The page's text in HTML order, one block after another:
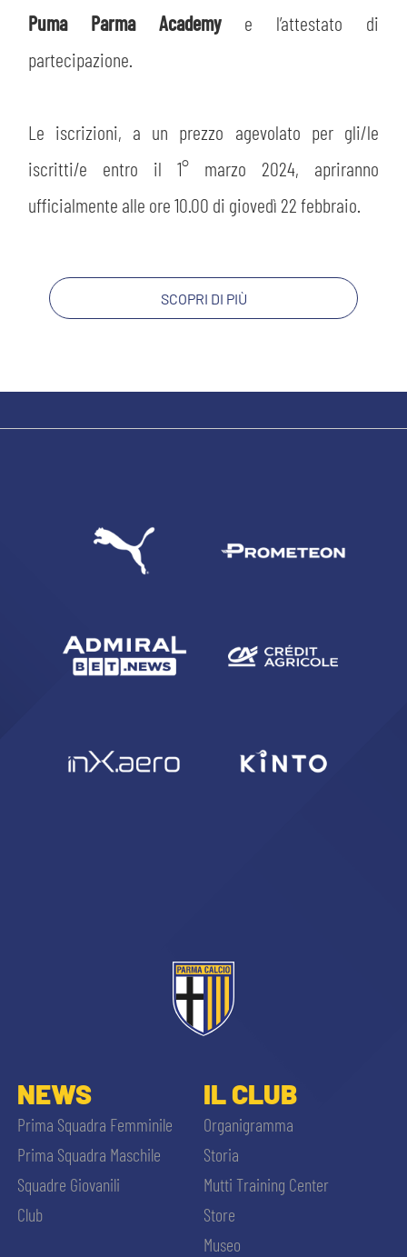
CERCA
Puma Parma Academy e l’attestato di
partecipazione.
Le iscrizioni, a un prezzo agevolato per gli/le
iscritti/e entro il 1° marzo 2024, apriranno
ufficialmente alle ore 10.00 di giovedì 22 febbraio.
SCOPRI DI PIÙ
NEWS
Prima Squadra Femminile
Prima Squadra Maschile
Squadre Giovanili
Club
IL CLUB
Organigramma
Storia
Mutti Training Center
Store
Museo